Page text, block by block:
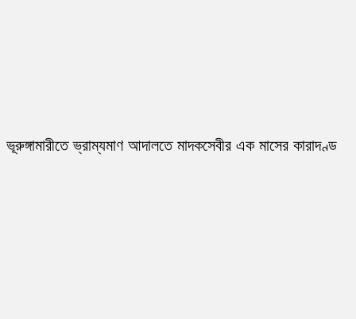
ভূরুঙ্গামারীতে ভ্রাম্যমাণ আদালতে মাদকসেবীর এক মাসের কারাদণ্ড